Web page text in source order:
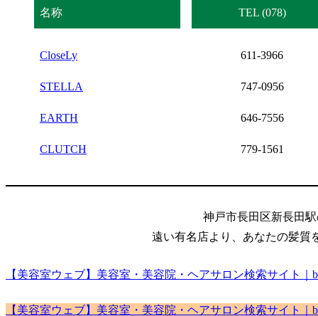
名称 TEL (078)
CloseLy 611-3966
STELLA 747-0956
EARTH 646-7556
CLUTCH 779-1561
神戸市長田区新長田
遠い有名店より、あなたの髪質
【美容室ウェブ】美容室・美容院・ヘアサロン検索サイト｜
【美容室ウェブ】美容室・美容院・ヘアサロン検索サイト｜